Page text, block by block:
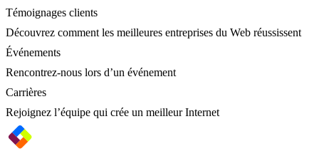
Témoignages clients
Découvrez comment les meilleures entreprises du Web réussissent
Événements
Rencontrez-nous lors d’un événement
Carrières
Rejoignez l’équipe qui crée un meilleur Internet